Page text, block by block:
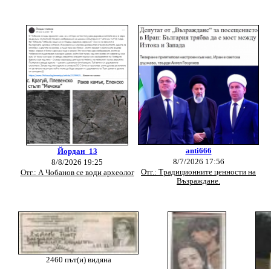
Йордан_13
8/8/2026 19:25
Отг.: А Чобанов се води археолог
anti666
8/7/2026 17:56
Отг.: Традиционните ценности на
Възраждане.
2460 път(и) видяна